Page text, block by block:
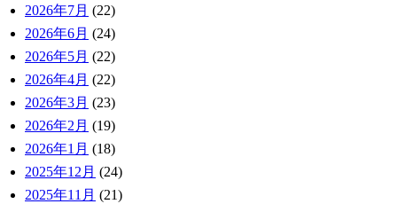
2026年7月 (22)
2026年6月 (24)
2026年5月 (22)
2026年4月 (22)
2026年3月 (23)
2026年2月 (19)
2026年1月 (18)
2025年12月 (24)
2025年11月 (21)